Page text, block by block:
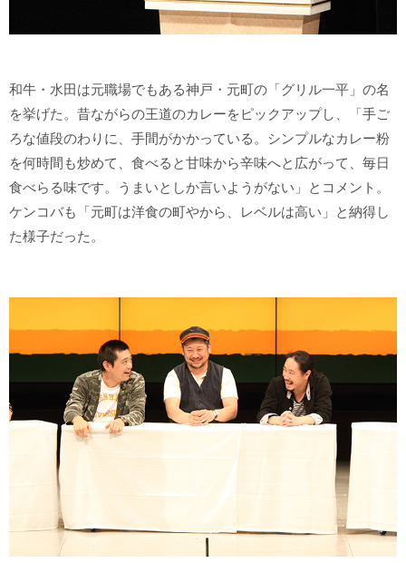
和牛・水田は元職場でもある神戸・元町の「グリル一平」の名
を挙げた。昔ながらの王道のカレーをピックアップし、「手ご
ろな値段のわりに、手間がかかっている。シンプルなカレー粉
を何時間も炒めて、食べると甘味から辛味へと広がって、毎日
食べらる味です。うまいとしか言いようがない」とコメント。
ケンコバも「元町は洋食の町やから、レベルは高い」と納得し
た様子だった。